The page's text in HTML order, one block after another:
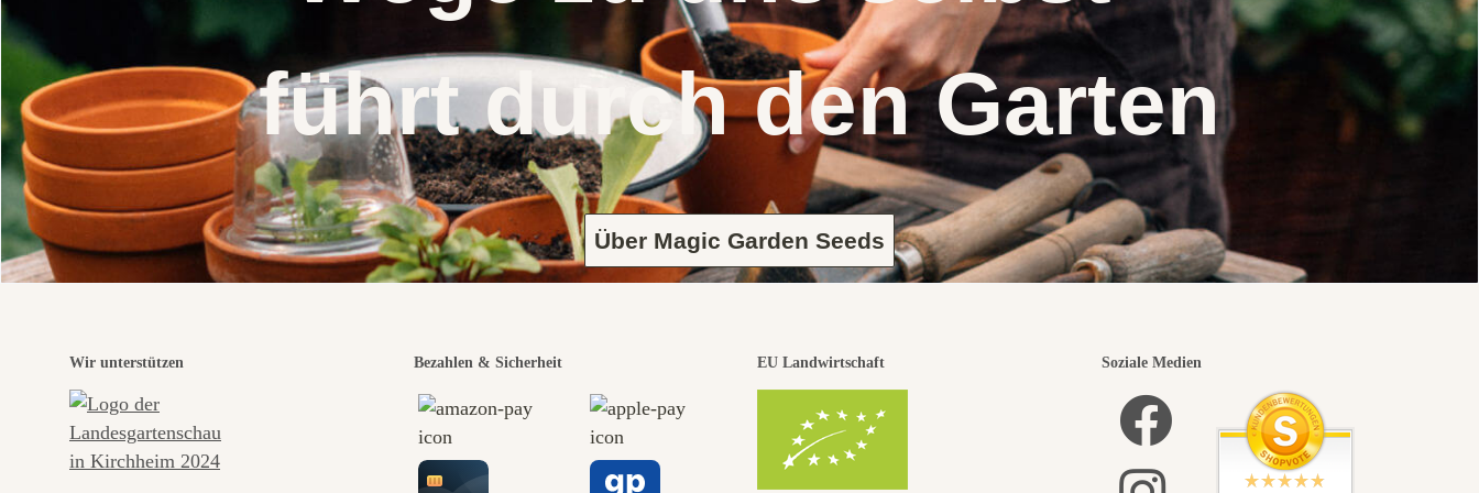
führt durch den Garten
Über Magic Garden Seeds
Wir unterstützen Bezahlen & Sicherheit EU Landwirtschaft Soziale Medien